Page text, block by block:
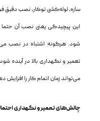
سازه، لوله‌کشی توکار، نصب
این پیچیدگی یعنی نصب آن حتما
شود. هرگونه اشتباه در نصب
تعمیر و نگهداری بالا در آینده
می‌تواند زمان اتمام کار را افزایش
چالش‌های تعمیر و نگهداری